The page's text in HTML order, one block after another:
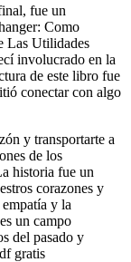
fue un
Como
Las Utilidades
involucrado en la
de este libro fue
conectar con algo
y transportarte a
de los
historia fue un
corazones y
y la
un campo
del pasado y
gratis